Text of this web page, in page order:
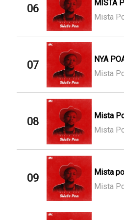
06
MISTA
Mista
07
NYA
Mista
08
Mista
Mista
09
Mista
Mista